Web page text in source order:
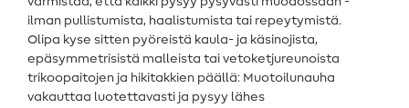
ilman pullistumista, haalistumista tai repeytymistä.
Olipa kyse sitten pyöreistä kaula- ja käsinojista,
epäsymmetrisistä malleista tai vetoketjureunoista
trikoopaitojen ja hikitakkien päällä: Muotoilunauha
vakauttaa luotettavasti ja pysyy lähes